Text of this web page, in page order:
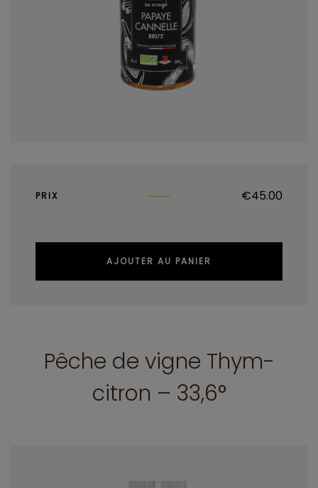
PRIX €45.00
AJOUTER AU PANIER
Pêche de vigne Thym-
citron – 33,6°